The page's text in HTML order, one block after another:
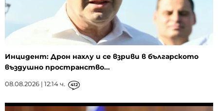
Инцидент: Дрон нахлу и се взриви в българското
въздушно пространство...
08.08.2026 | 12:14 ч. 412